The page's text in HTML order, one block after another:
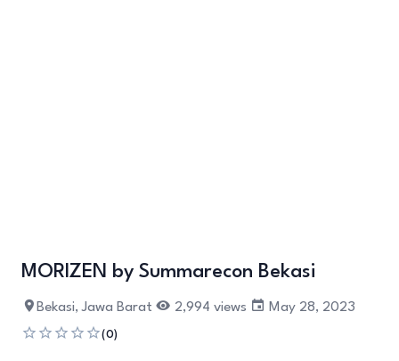
+10
MORIZEN by Summarecon Bekasi
Bekasi, Jawa Barat 2,994 views May 28, 2023
(0)